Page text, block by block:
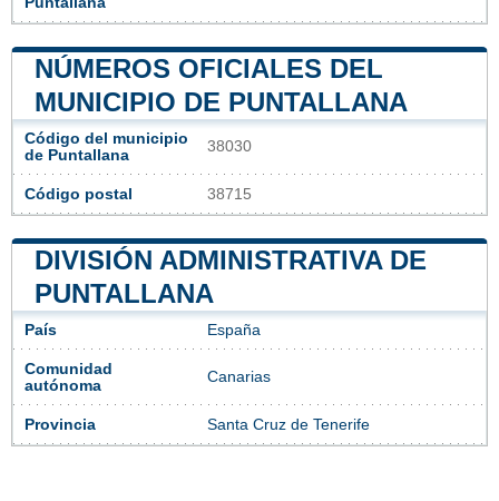
NÚMEROS OFICIALES DEL
MUNICIPIO DE PUNTALLANA
Código del municipio
de Puntallana
38030
Código postal 38715
DIVISIÓN ADMINISTRATIVA DE
PUNTALLANA
País España
Comunidad
autónoma
Canarias
Provincia Santa Cruz de Tenerife